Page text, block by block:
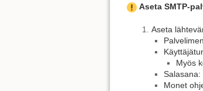
Aseta SMTP-
Aseta
Myös
Salasana:
Monet